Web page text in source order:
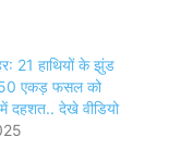
21 हाथियों के झुंड
50 एकड़ फसल को
में दहशत.. देखे वीडियो